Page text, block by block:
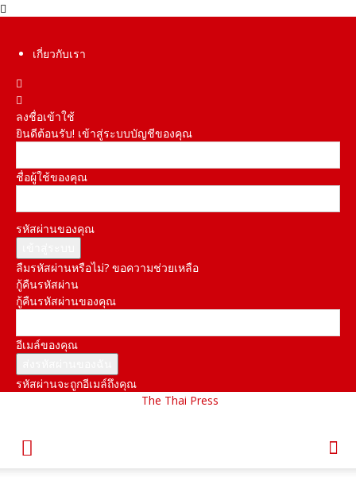
เกี่ยวกับเรา
ลงชื่อเข้าใช้
ยินดีต้อนรับ! เข้าสู่ระบบบัญชีของคุณ
ชื่อผู้ใช้ของคุณ
รหัสผ่านของคุณ
ลืมรหัสผ่านหรือไม่? ขอความช่วยเหลือ
กู้คืนรหัสผ่าน
กู้คืนรหัสผ่านของคุณ
อีเมล์ของคุณ
รหัสผ่านจะถูกอีเมล์ถึงคุณ
The Thai Press